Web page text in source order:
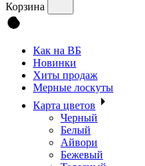
Корзина
Как на ВБ
Новинки
Хиты продаж
Мерные лоскуты
Карта цветов
Черный
Белый
Айвори
Бежевый